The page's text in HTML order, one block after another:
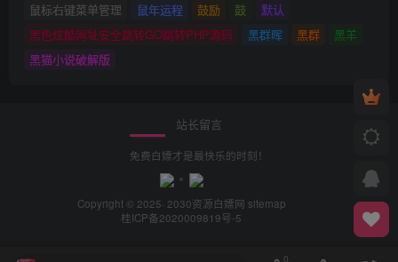
鼠标右键菜单管理
鼠年运程 鼓励 鼓
默认
黑色炫酷网址安全跳转GO跳转PHP源码
黑群晖 黑群
黑羊
黑猫小说破解版
站长留言
免费白嫖才是最快乐的时刻！
Copyright © 2025· 2030资源白嫖网 sitemap
桂ICP备2020009819号-5
0